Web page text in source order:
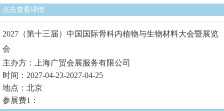
点击查看详情
2027（第十三届）中国国际骨科内植物与生物材料大会暨展览
会
主办方：上海广贸会展服务有限公司
时间：2027-04-23-2027-04-25
地点：北京
参展费1：